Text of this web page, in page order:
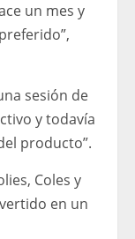
un mes y
sesión de
y todavía
producto”.
Coles y
en un